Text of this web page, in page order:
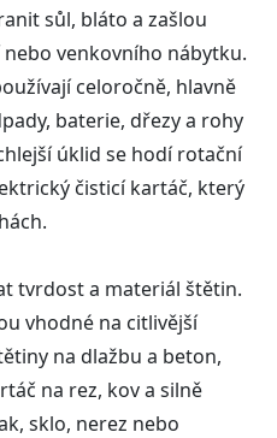
sůl, bláto a zašlou
venkovního nábytku.
celoročně, hlavně
baterie, dřezy a rohy
úklid se hodí rotační
čisticí kartáč, který
tvrdost a materiál štětin.
vhodné na citlivější
na dlažbu a beton,
na rez, kov a silně
sklo, nerez nebo